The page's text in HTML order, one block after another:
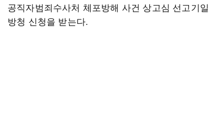
공직자범죄수사처 체포방해 사건 상고심 선고기일
방청 신청을 받는다.